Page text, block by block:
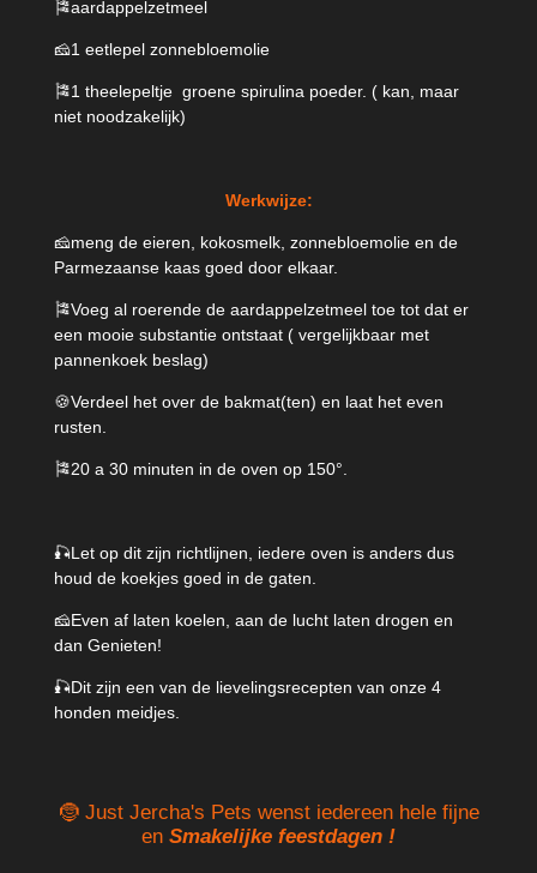
🎏aardappelzetmeel
🧀1 eetlepel zonnebloemolie
🎏1 theelepeltje groene spirulina poeder. ( kan, maar
niet noodzakelijk)
Werkwijze:
🧀meng de eieren, kokosmelk, zonnebloemolie en de
Parmezaanse kaas goed door elkaar.
🎏Voeg al roerende de aardappelzetmeel toe tot dat er
een mooie substantie ontstaat ( vergelijkbaar met
pannenkoek beslag)
🍪Verdeel het over de bakmat(ten) en laat het even
rusten.
🎏20 a 30 minuten in de oven op 150°.
🎣Let op dit zijn richtlijnen, iedere oven is anders dus
houd de koekjes goed in de gaten.
🧀Even af laten koelen, aan de lucht laten drogen en
dan Genieten!
🎣Dit zijn een van de lievelingsrecepten van onze 4
honden meidjes.
🤶 Just Jercha's Pets wenst iedereen hele fijne
en Smakelijke feestdagen !